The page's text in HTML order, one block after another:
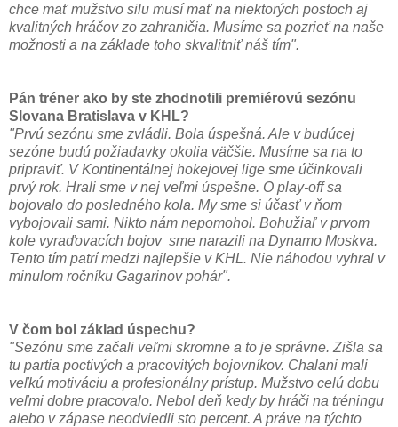
chce mať mužstvo silu musí mať na niektorých postoch aj
kvalitných hráčov zo zahraničia. Musíme sa pozrieť na naše
možnosti a na základe toho skvalitniť náš tím".
Pán tréner ako by ste zhodnotili premiérovú sezónu
Slovana Bratislava v KHL?
"Prvú sezónu sme zvládli. Bola úspešná. Ale v budúcej
sezóne budú požiadavky okolia väčšie. Musíme sa na to
pripraviť. V Kontinentálnej hokejovej lige sme účinkovali
prvý rok. Hrali sme v nej veľmi úspešne. O play-off sa
bojovalo do posledného kola. My sme si účasť v ňom
vybojovali sami. Nikto nám nepomohol. Bohužiaľ v prvom
kole vyraďovacích bojov sme narazili na Dynamo Moskva.
Tento tím patrí medzi najlepšie v KHL. Nie náhodou vyhral v
minulom ročníku Gagarinov pohár".
V čom bol základ úspechu?
"Sezónu sme začali veľmi skromne a to je správne. Zišla sa
tu partia poctivých a pracovitých bojovníkov. Chalani mali
veľkú motiváciu a profesionálny prístup. Mužstvo celú dobu
veľmi dobre pracovalo. Nebol deň kedy by hráči na tréningu
alebo v zápase neodviedli sto percent. A práve na týchto